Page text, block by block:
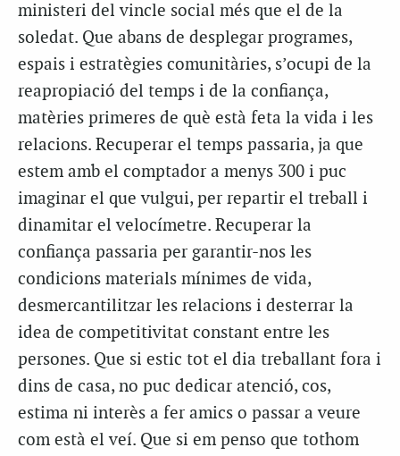
ministeri del vincle social més que el de la
soledat. Que abans de desplegar programes,
espais i estratègies comunitàries, s’ocupi de la
reapropiació del temps i de la confiança,
matèries primeres de què està feta la vida i les
relacions. Recuperar el temps passaria, ja que
estem amb el comptador a menys 300 i puc
imaginar el que vulgui, per repartir el treball i
dinamitar el velocímetre. Recuperar la
confiança passaria per garantir-nos les
condicions materials mínimes de vida,
desmercantilitzar les relacions i desterrar la
idea de competitivitat constant entre les
persones. Que si estic tot el dia treballant fora i
dins de casa, no puc dedicar atenció, cos,
estima ni interès a fer amics o passar a veure
com està el veí. Que si em penso que tothom